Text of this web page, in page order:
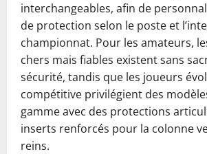
interchangeables, afin de
de protection selon le poste et
championnat. Pour les amateurs,
chers mais fiables existent sans
sécurité, tandis que les joueurs
compétitive privilégient des
gamme avec des protections
inserts renforcés pour la colonne
reins.